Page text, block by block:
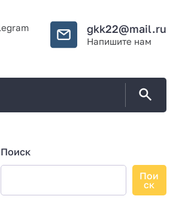
gkk22@mail.ru
Напишите нам
Поиск
Пои
ск